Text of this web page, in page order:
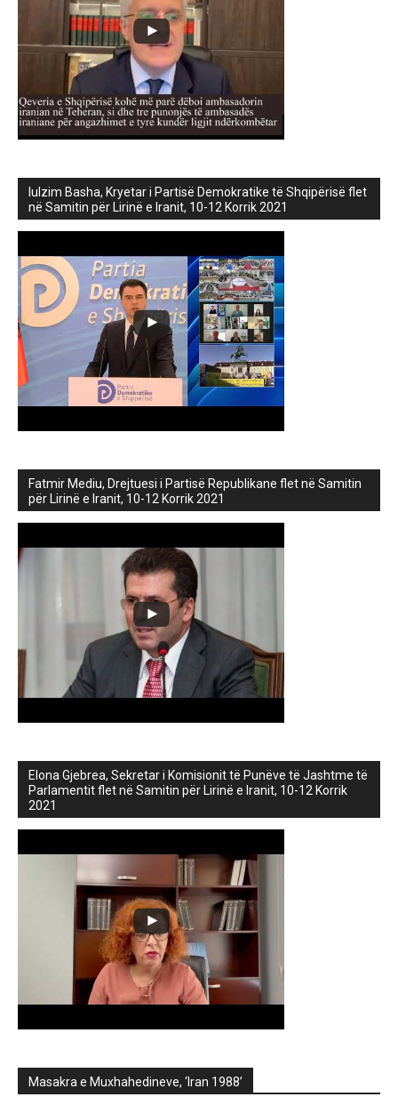
lulzim Basha, Kryetar i Partisë Demokratike të Shqipërisë flet
në Samitin për Lirinë e Iranit, 10-12 Korrik 2021
Fatmir Mediu, Drejtuesi i Partisë Republikane flet në Samitin
për Lirinë e Iranit, 10-12 Korrik 2021
Elona Gjebrea, Sekretar i Komisionit të Punëve të Jashtme të
Parlamentit flet në Samitin për Lirinë e Iranit, 10-12 Korrik
2021
Masakra e Muxhahedineve, ‘Iran 1988’